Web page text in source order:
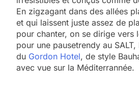
En zigzagant dans des allées
et qui laissent juste assez de
pour chanter, on se dirige vers
pour une pausetrendy au
du Gordon Hotel, de style
avec vue sur la Méditerrannée.